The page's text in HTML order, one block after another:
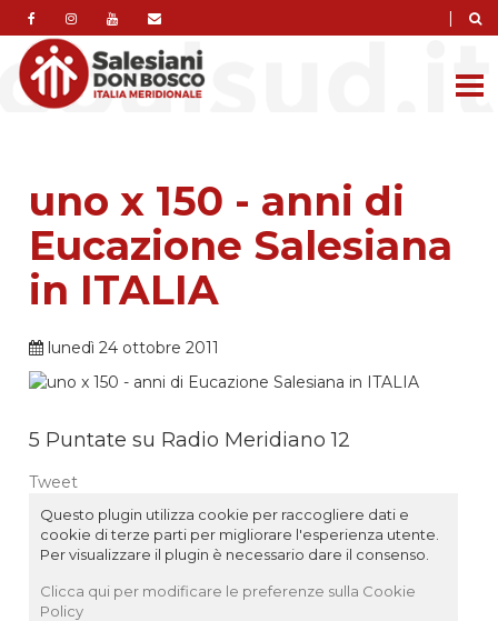
|
uno x 150 - anni di
Eucazione Salesiana
in ITALIA
lunedì 24 ottobre 2011
5 Puntate su Radio Meridiano 12
Tweet
Questo plugin utilizza cookie per raccogliere dati e
cookie di terze parti per migliorare l'esperienza utente.
Per visualizzare il plugin è necessario dare il consenso.
Clicca qui per modificare le preferenze sulla Cookie
Policy